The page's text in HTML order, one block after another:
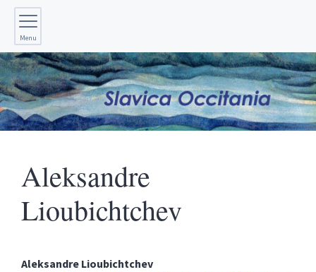
Menu
Aleksandre
Lioubichtchev
Aleksandre Lioubichtchev